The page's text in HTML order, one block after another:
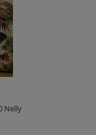
Nelly